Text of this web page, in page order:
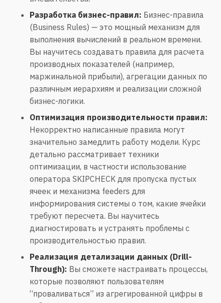
Разработка бизнес-правил: Бизнес-правила
(Business Rules) — это мощный механизм для
выполнения вычислений в реальном времени.
Вы научитесь создавать правила для расчета
производных показателей (например,
маржинальной прибыли), агрегации данных по
различным иерархиям и реализации сложной
бизнес-логики.
Оптимизация производительности правил:
Некорректно написанные правила могут
значительно замедлить работу модели. Курс
детально рассматривает техники
оптимизации, в частности использование
оператора SKIPCHECK для пропуска пустых
ячеек и механизма feeders для
информирования системы о том, какие ячейки
требуют пересчета. Вы научитесь
диагностировать и устранять проблемы с
производительностью правил.
Реализация детализации данных (Drill-
Through): Вы сможете настраивать процессы,
которые позволяют пользователям
“проваливаться” из агрегированной цифры в